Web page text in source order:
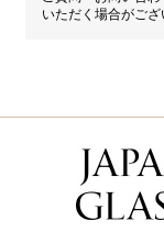
いただく場合がござ